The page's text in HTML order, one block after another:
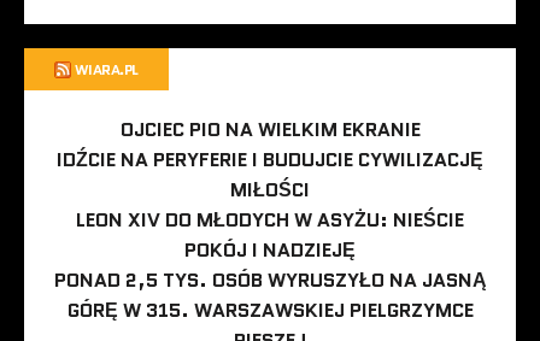
WIARA.PL
OJCIEC PIO NA WIELKIM EKRANIE
IDŹCIE NA PERYFERIE I BUDUJCIE CYWILIZACJĘ
MIŁOŚCI
LEON XIV DO MŁODYCH W ASYŻU: NIEŚCIE
POKÓJ I NADZIEJĘ
PONAD 2,5 TYS. OSÓB WYRUSZYŁO NA JASNĄ
GÓRĘ W 315. WARSZAWSKIEJ PIELGRZYMCE